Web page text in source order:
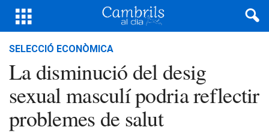
SELECCIÓ ECONÒMICA
La disminució del desig
sexual masculí podria reflectir
problemes de salut